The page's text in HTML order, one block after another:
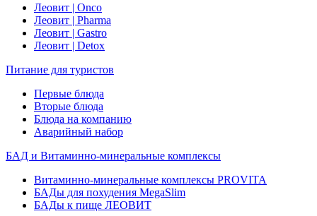
Леовит | Onco
Леовит | Pharma
Леовит | Gastro
Леовит | Detox
Питание для туристов
Первые блюда
Вторые блюда
Блюда на компанию
Аварийный набор
БАД и Витаминно-минеральные комплексы
Витаминно-минеральные комплексы PROVITA
БАДы для похудения MegaSlim
БАДы к пище ЛЕОВИТ